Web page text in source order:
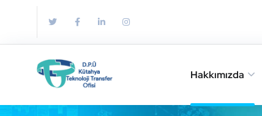
Hakkımızda